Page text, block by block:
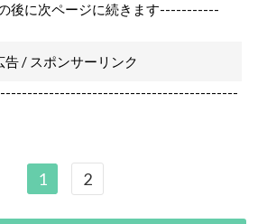
後に次ページに続きます-----------
告 / スポンサーリンク
1 2